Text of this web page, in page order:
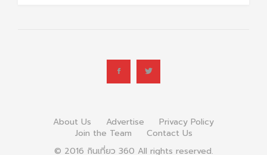
About Us Advertise
Privacy Policy
Join the Team
Contact Us
© 2016 กินเที่ยว 360 All rights reserved.